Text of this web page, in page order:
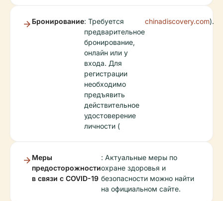
Бронирование: Требуется
предварительное
бронирование,
онлайн или у
входа. Для
регистрации
необходимо
предъявить
действительное
удостоверение
личности (
chinadiscovery.com).
Меры
предосторожности
в связи с COVID-19
: Актуальные меры по
охране здоровья и
безопасности можно найти
на официальном сайте.